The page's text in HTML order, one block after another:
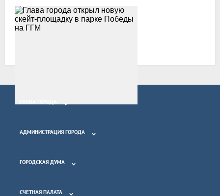
АДМИНИСТРАЦИЯ ГОРОДА
ГОРОДСКАЯ ДУМА
СЧЕТНАЯ ПАЛАТА